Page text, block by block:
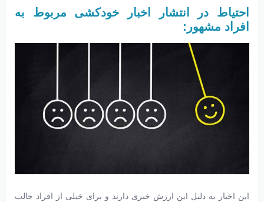
احتیاط در انتشار اخبار خودکشی مربوط به
افراد مشهور:
این اخبار به دلیل این‌ ارزش خبری دارند و برای خیلی از افراد جالب